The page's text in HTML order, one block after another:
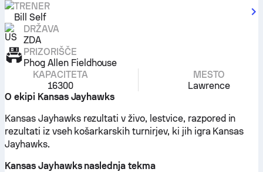
TRENER
Bill Self
DRŽAVA
ZDA
PRIZORIŠČE
Phog Allen Fieldhouse
KAPACITETA
16300
MESTO
Lawrence
O ekipi Kansas Jayhawks
Kansas Jayhawks rezultati v živo, lestvice, razpored in
rezultati iz vseh košarkarskih turnirjev, ki jih igra Kansas
Jayhawks.
Kansas Jayhawks naslednja tekma